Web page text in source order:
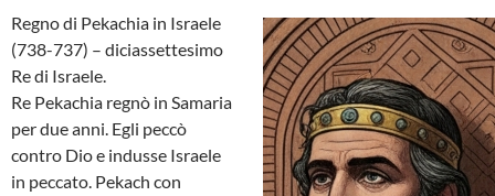
Regno di Pekachia in Israele
(738-737) – diciassettesimo
Re di Israele.
Re Pekachia regnò in Samaria
per due anni. Egli peccò
contro Dio e indusse Israele
in peccato. Pekach con